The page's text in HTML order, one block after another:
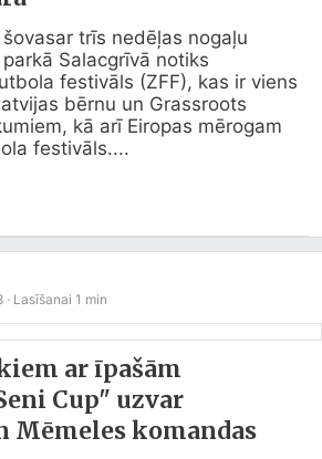
trīs nedēļas nogaļu
Salacgrīvā notiks
festivāls (ZFF), kas ir viens
bērnu un Grassroots
kā arī Eiropas mērogam
festivāls....
· Lasīšanai 1 min
ar īpašām
Cup" uzvar
Mēmeles komandas